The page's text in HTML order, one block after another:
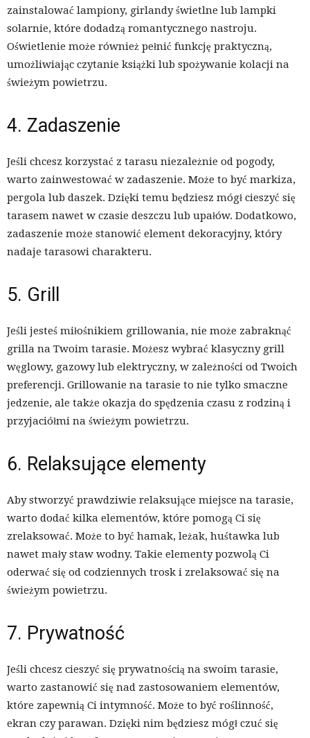
zainstalować lampiony, girlandy świetlne lub lampki
solarnie, które dodadzą romantycznego nastroju.
Oświetlenie może również pełnić funkcję praktyczną,
umożliwiając czytanie książki lub spożywanie kolacji na
świeżym powietrzu.
4. Zadaszenie
Jeśli chcesz korzystać z tarasu niezależnie od pogody,
warto zainwestować w zadaszenie. Może to być markiza,
pergola lub daszek. Dzięki temu będziesz mógł cieszyć się
tarasem nawet w czasie deszczu lub upałów. Dodatkowo,
zadaszenie może stanowić element dekoracyjny, który
nadaje tarasowi charakteru.
5. Grill
Jeśli jesteś miłośnikiem grillowania, nie może zabraknąć
grilla na Twoim tarasie. Możesz wybrać klasyczny grill
węglowy, gazowy lub elektryczny, w zależności od Twoich
preferencji. Grillowanie na tarasie to nie tylko smaczne
jedzenie, ale także okazja do spędzenia czasu z rodziną i
przyjaciółmi na świeżym powietrzu.
6. Relaksujące elementy
Aby stworzyć prawdziwie relaksujące miejsce na tarasie,
warto dodać kilka elementów, które pomogą Ci się
zrelaksować. Może to być hamak, leżak, huśtawka lub
nawet mały staw wodny. Takie elementy pozwolą Ci
oderwać się od codziennych trosk i zrelaksować się na
świeżym powietrzu.
7. Prywatność
Jeśli chcesz cieszyć się prywatnością na swoim tarasie,
warto zastanowić się nad zastosowaniem elementów,
które zapewnią Ci intymność. Może to być roślinność,
ekran czy parawan. Dzięki nim będziesz mógł czuć się